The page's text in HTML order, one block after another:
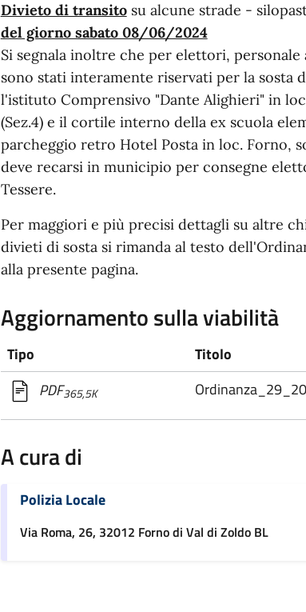
Divieto di transitosu alcune strade -
del giorno sabato 08/06/2024
Si segnala inoltre che per elettori,
sono stati interamente riservati per la sosta
l'istituto Comprensivo "Dante Alighieri" in
(Sez.4) e il cortile interno della ex scuola
parcheggio retro Hotel Posta in loc. Forno,
deve recarsi in municipio per consegne
Tessere.
Per maggiori e più precisi dettagli su altre
divieti di sosta si rimanda al testo
alla presente pagina.
Aggiornamento sulla viabilità
Tipo Titolo
PDF365,5K
A cura di
Polizia Locale
Via Roma, 26, 32012 Forno di Val di Zoldo BL